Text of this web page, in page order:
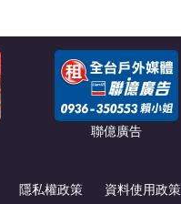
聯億廣告
隱私權政策 資料使用政策